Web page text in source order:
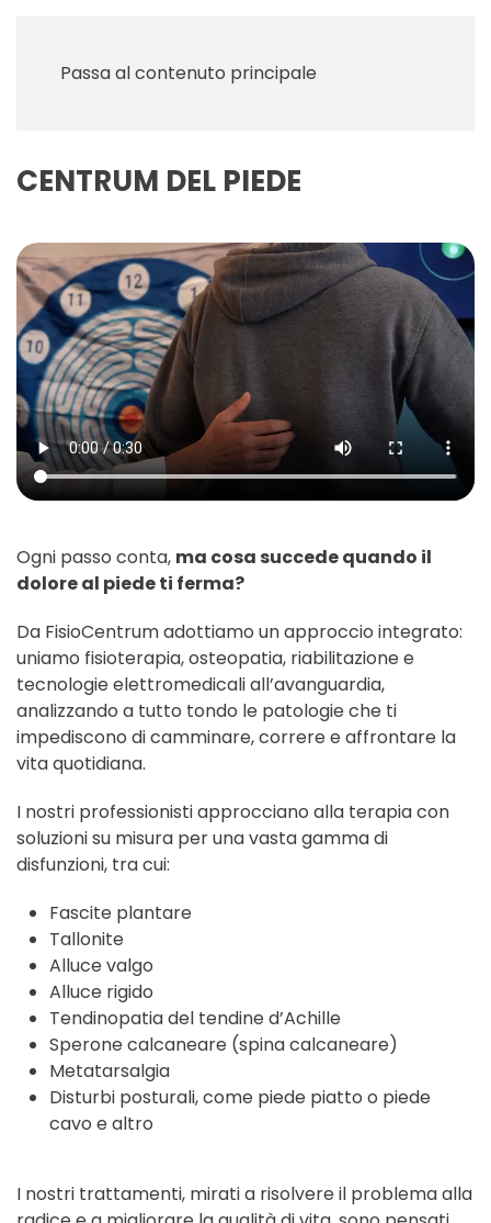
Passa al contenuto principale
CENTRUM DEL PIEDE
Ogni passo conta, ma cosa succede quando il
dolore al piede ti ferma?
Da FisioCentrum adottiamo un approccio integrato:
uniamo fisioterapia, osteopatia, riabilitazione e
tecnologie elettromedicali all’avanguardia,
analizzando a tutto tondo le patologie che ti
impediscono di camminare, correre e affrontare la
vita quotidiana.
I nostri professionisti approcciano alla terapia con
soluzioni su misura per una vasta gamma di
disfunzioni, tra cui:
Fascite plantare
Tallonite
Alluce valgo
Alluce rigido
Tendinopatia del tendine d’Achille
Sperone calcaneare (spina calcaneare)
Metatarsalgia
Disturbi posturali, come piede piatto o piede
cavo e altro
I nostri trattamenti, mirati a risolvere il problema alla